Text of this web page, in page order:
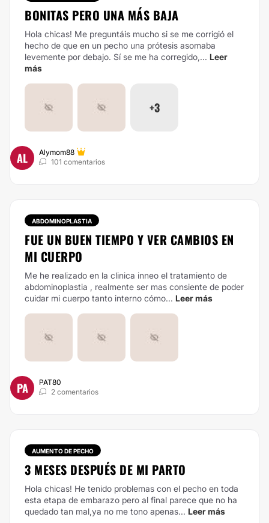
BONITAS PERO UNA MÁS BAJA
Hola chicas! Me preguntáis mucho si se me corrigió el
hecho de que en un pecho una prótesis asomaba
levemente por debajo. Sí se me ha corregido,... Leer
más
+3
AL
Alymom88
101 comentarios
ABDOMINOPLASTIA
FUE UN BUEN TIEMPO Y VER CAMBIOS EN
MI CUERPO
Me he realizado en la clinica inneo el tratamiento de
abdominoplastia , realmente ser mas consiente de poder
cuidar mi cuerpo tanto interno cómo... Leer más
PA
PAT80
2 comentarios
AUMENTO DE PECHO
3 MESES DESPUÉS DE MI PARTO
Hola chicas! He tenido problemas con el pecho en toda
esta etapa de embarazo pero al final parece que no ha
quedado tan mal,ya no me tono apenas... Leer más